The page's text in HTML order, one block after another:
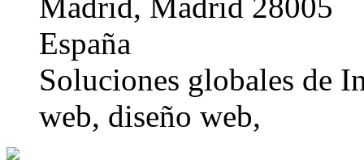
España
Soluciones globales de
web, diseño web,